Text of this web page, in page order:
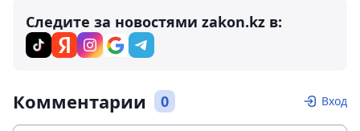
Следите за новостями zakon.kz в:
Комментарии 0 Вход